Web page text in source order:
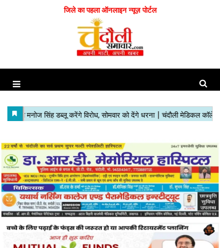
जिले का पहला ऑनलाइन न्यूज़ पोर्टल